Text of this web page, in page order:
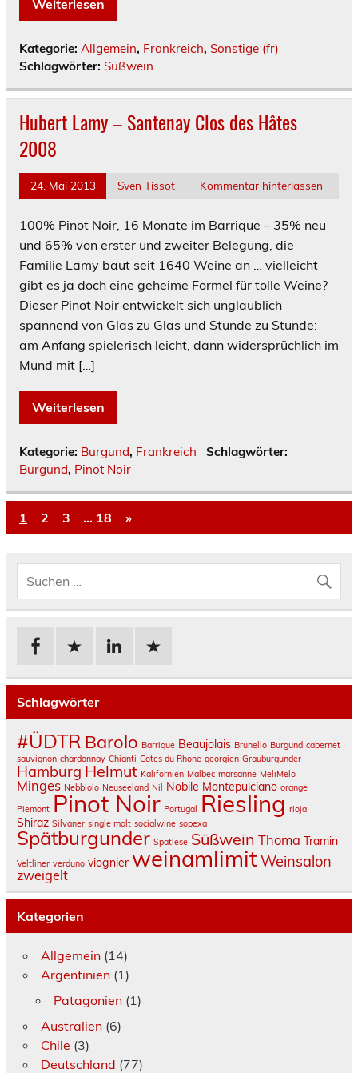
Weiterlesen
Kategorie: Allgemein, Frankreich, Sonstige (fr)
Schlagwörter: Süßwein
Hubert Lamy – Santenay Clos des Hâtes
2008
24. Mai 2013 Sven Tissot Kommentar hinterlassen
100% Pinot Noir, 16 Monate im Barrique – 35% neu
und 65% von erster und zweiter Belegung, die
Familie Lamy baut seit 1640 Weine an … vielleicht
gibt es ja doch eine geheime Formel für tolle Weine?
Dieser Pinot Noir entwickelt sich unglaublich
spannend von Glas zu Glas und Stunde zu Stunde:
am Anfang spielerisch leicht, dann widersprüchlich im
Mund mit […]
Weiterlesen
Kategorie: Burgund, Frankreich
Schlagwörter:
Burgund, Pinot Noir
1 2 3 … 18 »
Schlagwörter
#ÜDTR Barolo Barrique Beaujolais Brunello Burgund cabernet
sauvignon chardonnay Chianti Cotes du Rhone georgien Grauburgunder
Hamburg Helmut Kalifornien Malbec marsanne MeliMelo
Minges Nebbiolo Neuseeland Nil Nobile Montepulciano orange
Piemont Pinot Noir Portugal Riesling rioja
Shiraz Silvaner single malt socialwine sopexa
Spätburgunder Spätlese Süßwein Thoma Tramin
Veltliner verduno viognier weinamlimit Weinsalon
zweigelt
Kategorien
Allgemein(14)
Argentinien(1)
Patagonien(1)
Australien(6)
Chile (3)
Deutschland (77)